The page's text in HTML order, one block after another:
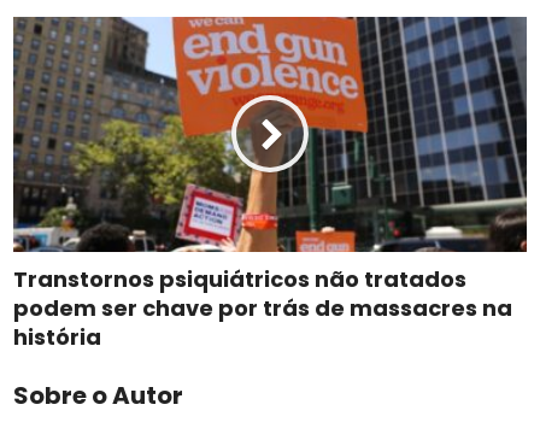
Transtornos psiquiátricos não tratados
podem ser chave por trás de massacres na
história
Sobre o Autor